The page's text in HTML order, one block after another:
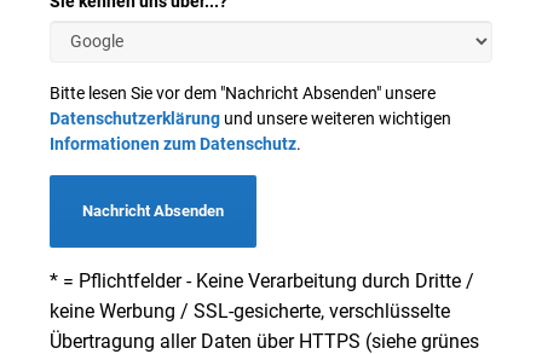
Bitte lesen Sie vor dem "Nachricht Absenden" unsere
Datenschutzerklärung und unsere weiteren wichtigen
Informationen zum Datenschutz.
Nachricht Absenden
* = Pflichtfelder - Keine Verarbeitung durch Dritte /
keine Werbung / SSL-gesicherte, verschlüsselte
Übertragung aller Daten über HTTPS (siehe grünes